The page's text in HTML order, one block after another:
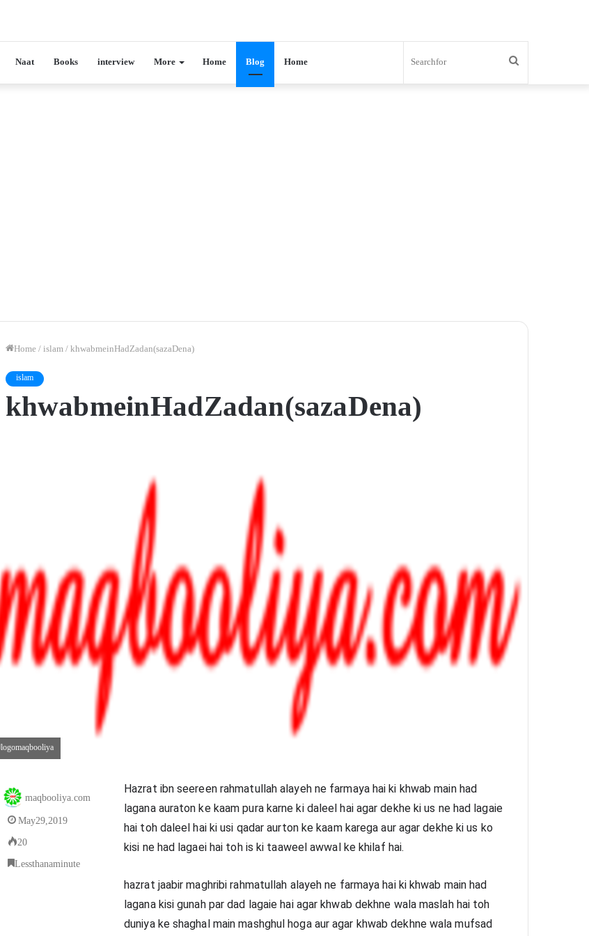
Naat Books interview More Home Blog Home
Home/islam/khwab mein Had Zadan (saza Dena)
islam
khwab mein Had Zadan (saza Dena)
logomaqbooliya
Hazrat ibn seereen rahmatullah alayeh ne farmaya hai ki khwab main had
lagana auraton ke kaam pura karne ki daleel hai agar dekhe ki us ne had lagaie
hai toh daleel hai ki usi qadar aurton ke kaam karega aur agar dekhe ki us ko
kisi ne had lagaei hai toh is ki taaweel awwal ke khilaf hai.
hazrat jaabir maghribi rahmatullah alayeh ne farmaya hai ki khwab main had
lagana kisi gunah par dad lagaie hai agar khwab dekhne wala maslah hai toh
duniya ke shaghal main mashghul hoga aur agar khwab dekhne wala mufsad
maqbooliya.com
May 29, 2019
20
Less than a minute